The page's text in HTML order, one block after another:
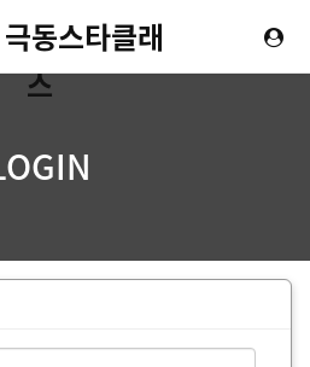
동스타클래
스